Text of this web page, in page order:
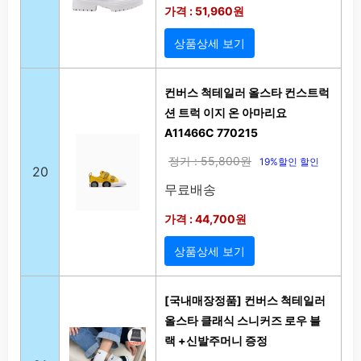
가격 : 51,960원
상품상세 보기
20
컨버스 척테일러 올스타 컨스트럭
션 트럭 이지 온 아마리요
A11466C 770215
정가 : 55,800원 19%할인 할인
무료배송
가격 : 44,700원
상품상세 보기
[국내매장정품] 컨버스 척테일러
올스타 클래식 스니커즈 로우 블
랙 +신발주머니 증정